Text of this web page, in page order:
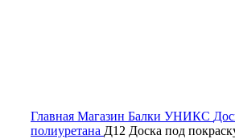
Главная Магазин Балки УНИКС
полиуретана Д12 Доска под